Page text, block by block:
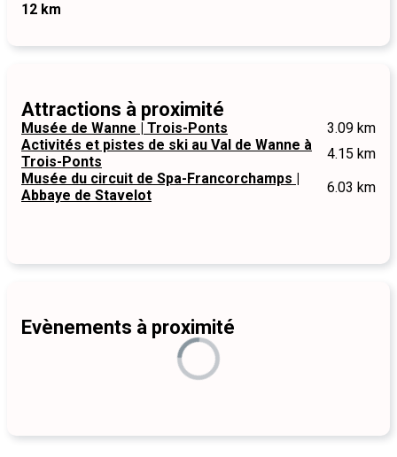
12 km
Attractions à proximité
Musée de Wanne | Trois-Ponts
3.09 km
Activités et pistes de ski au Val de Wanne à
Trois-Ponts
4.15 km
Musée du circuit de Spa-Francorchamps |
Abbaye de Stavelot
6.03 km
Evènements à proximité